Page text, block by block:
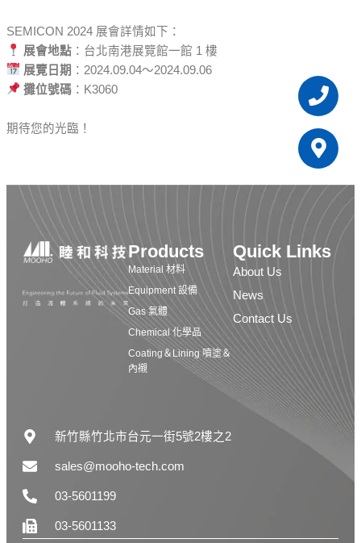
SEMICON 2024 展會詳情如下：
展會地點：台北南港展覽館一館 1 樓
展覽日期 ：2024.09.04～2024.09.06
攤位號碼：K3060
期待您的光臨！
alt
Products
Material 材料
Equipment 設備
Gas 氣體
Chemical 化學品
Coating＆Lining 噴塗＆
內襯
Quick Links
About Us
News
Contact Us
新竹縣竹北市台元一街5號2樓之2
sales@mooho-tech.com
03-5601199
03-5601133